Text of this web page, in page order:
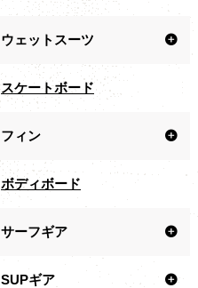
ウェットスーツ
スケートボード
フィン
ボディボード
サーフギア
SUPギア